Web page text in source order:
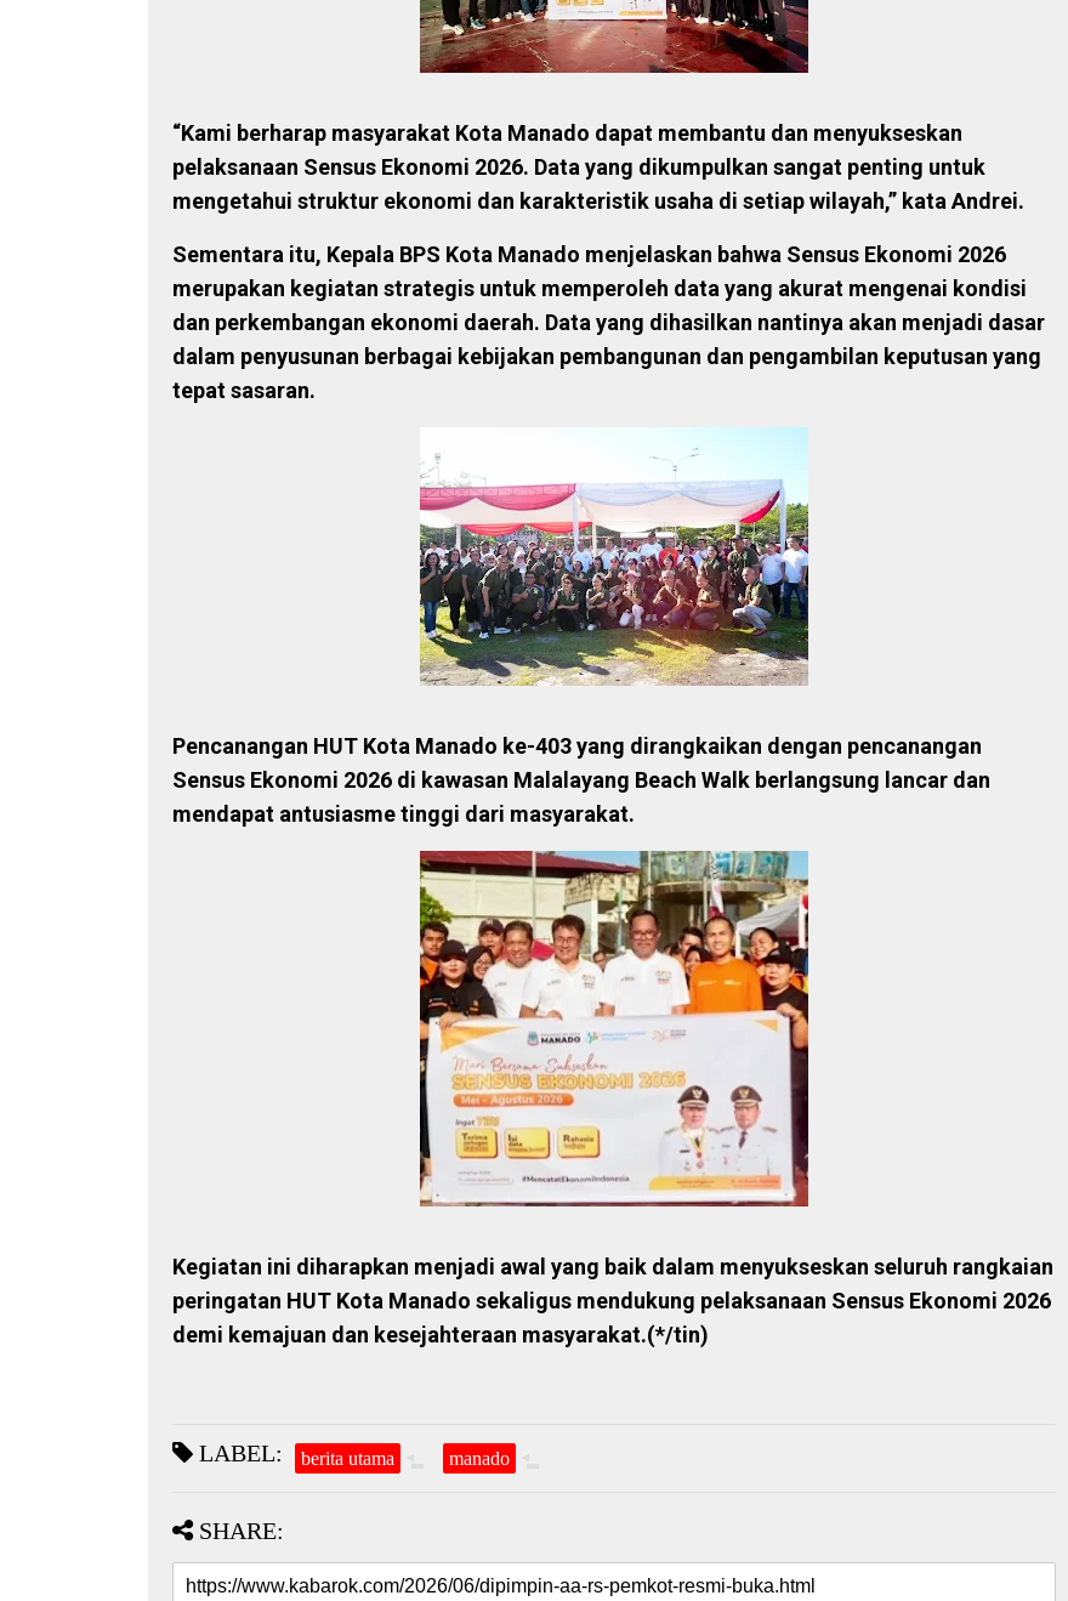
“Kami berharap masyarakat Kota Manado dapat membantu dan menyukseskan
pelaksanaan Sensus Ekonomi 2026. Data yang dikumpulkan sangat penting untuk
mengetahui struktur ekonomi dan karakteristik usaha di setiap wilayah,” kata Andrei.
Sementara itu, Kepala BPS Kota Manado menjelaskan bahwa Sensus Ekonomi 2026
merupakan kegiatan strategis untuk memperoleh data yang akurat mengenai kondisi
dan perkembangan ekonomi daerah. Data yang dihasilkan nantinya akan menjadi dasar
dalam penyusunan berbagai kebijakan pembangunan dan pengambilan keputusan yang
tepat sasaran.
Pencanangan HUT Kota Manado ke-403 yang dirangkaikan dengan pencanangan
Sensus Ekonomi 2026 di kawasan Malalayang Beach Walk berlangsung lancar dan
mendapat antusiasme tinggi dari masyarakat.
Kegiatan ini diharapkan menjadi awal yang baik dalam menyukseskan seluruh rangkaian
peringatan HUT Kota Manado sekaligus mendukung pelaksanaan Sensus Ekonomi 2026
demi kemajuan dan kesejahteraan masyarakat.(*/tin)
LABEL: berita utama manado
SHARE: